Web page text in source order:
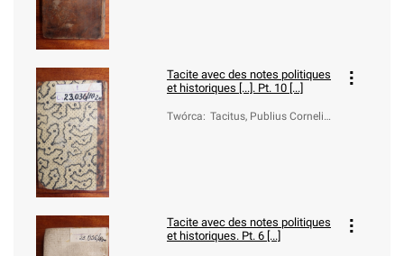
Tacite avec des notes politiques
et historiques [...]. Pt. 10 [...]
Twórca: Tacitus, Publius Cornelius
Tacite avec des notes politiques
et historiques. Pt. 6 [...]